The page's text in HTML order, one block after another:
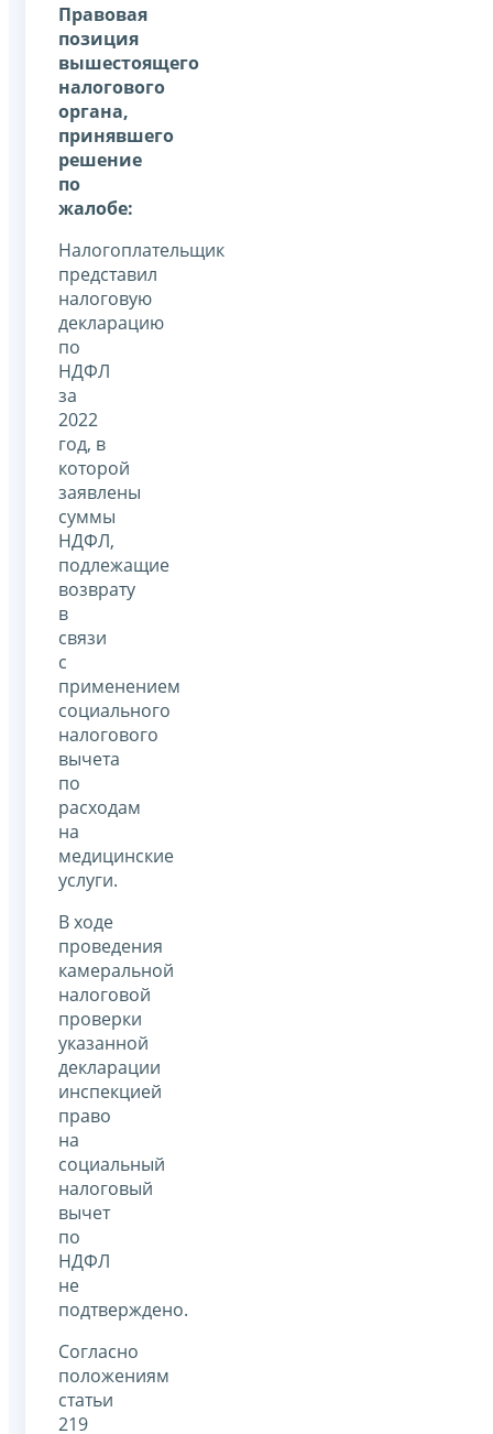
Правовая
позиция
вышестоящего
налогового
органа,
принявшего
решение
по
жалобе:
Налогоплательщик
представил
налоговую
декларацию
по
НДФЛ
за
2022
год, в
которой
заявлены
суммы
НДФЛ,
подлежащие
возврату
в
связи
с
применением
социального
налогового
вычета
по
расходам
на
медицинские
услуги.
В ходе
проведения
камеральной
налоговой
проверки
указанной
декларации
инспекцией
право
на
социальный
налоговый
вычет
по
НДФЛ
не
подтверждено.
Согласно
положениям
статьи
219